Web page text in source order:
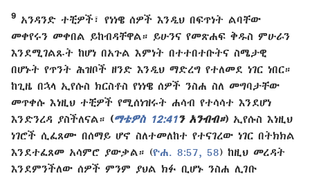
9
አንዳንድ ተቺዎች፣ የነነዌ ሰዎች እንዲህ በፍጥነት ልባቸው
መቀየሩን መቀበል ይከብዳቸዋል። ይሁንና የመጽሐፍ ቅዱስ ምሁራን
እንደሚገልጹት ከሆነ በአጉል እምነት በተተበተቡትና ስሜታዊ
በሆኑት የጥንት ሕዝቦች ዘንድ እንዲህ ማድረግ የተለመደ ነገር ነበር።
ከጊዜ በኋላ ኢየሱስ ክርስቶስ የነነዌ ሰዎች ንስሐ ስለ መግባታቸው
መጥቀሱ እነዚህ ተቺዎች የሚሰነዝሩት ሐሳብ የተሳሳተ እንደሆነ
እንድንረዳ ያስችለናል። (ማቴዎስ 12:41ን አንብብ።) ኢየሱስ እነዚህ
ነገሮች ሲፈጸሙ በሰማይ ሆኖ ስለተመለከተ የተናገረው ነገር በትክክል
እንደተፈጸመ አሳምሮ ያውቃል። (ዮሐ. 8:57, 58) ከዚህ መረዳት
እንደምንችለው ሰዎች ምንም ያህል ክፉ ቢሆኑ ንስሐ ሊገቡ